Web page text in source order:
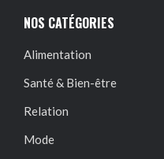
NOS CATÉGORIES
Alimentation
Santé & Bien-être
Relation
Mode